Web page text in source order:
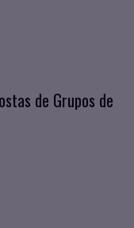
de Grupos de